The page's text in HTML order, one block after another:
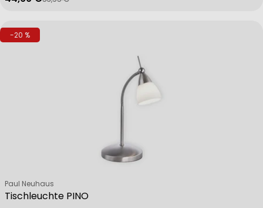
-20 %
Tischleuchte PINO
Verkäufer:
Paul Neuhaus